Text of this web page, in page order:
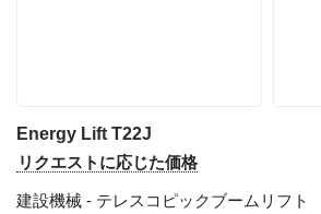
Energy Lift T22J
リクエストに応じた価格
建設機械 - テレスコピックブームリフト